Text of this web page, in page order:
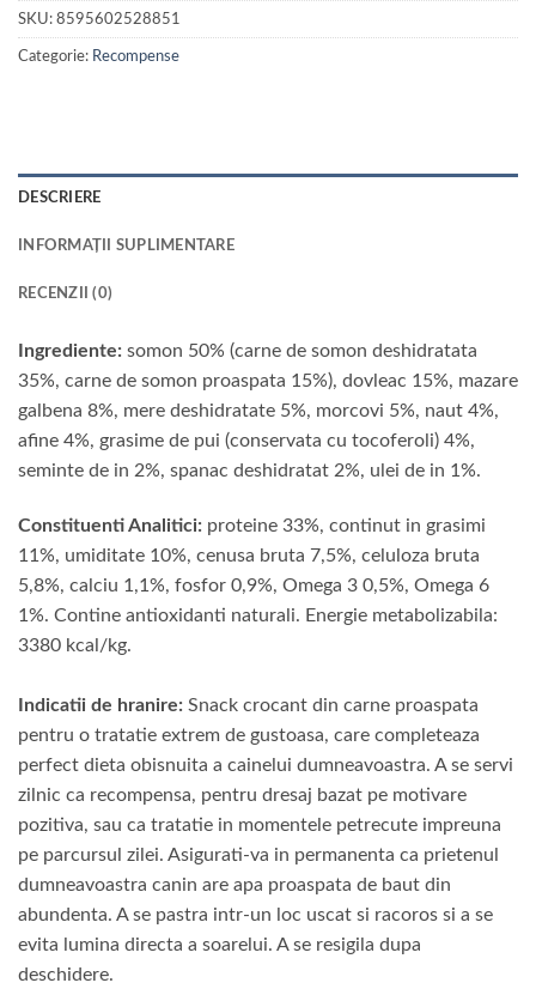
SKU: 8595602528851
Categorie: Recompense
DESCRIERE
INFORMAȚII SUPLIMENTARE
RECENZII (0)
Ingrediente: somon 50% (carne de somon deshidratata
35%, carne de somon proaspata 15%), dovleac 15%, mazare
galbena 8%, mere deshidratate 5%, morcovi 5%, naut 4%,
afine 4%, grasime de pui (conservata cu tocoferoli) 4%,
seminte de in 2%, spanac deshidratat 2%, ulei de in 1%.
Constituenti Analitici: proteine 33%, continut in grasimi
11%, umiditate 10%, cenusa bruta 7,5%, celuloza bruta
5,8%, calciu 1,1%, fosfor 0,9%, Omega 3 0,5%, Omega 6
1%. Contine antioxidanti naturali. Energie metabolizabila:
3380 kcal/kg.
Indicatii de hranire: Snack crocant din carne proaspata
pentru o tratatie extrem de gustoasa, care completeaza
perfect dieta obisnuita a cainelui dumneavoastra. A se servi
zilnic ca recompensa, pentru dresaj bazat pe motivare
pozitiva, sau ca tratatie in momentele petrecute impreuna
pe parcursul zilei. Asigurati-va in permanenta ca prietenul
dumneavoastra canin are apa proaspata de baut din
abundenta. A se pastra intr-un loc uscat si racoros si a se
evita lumina directa a soarelui. A se resigila dupa
deschidere.